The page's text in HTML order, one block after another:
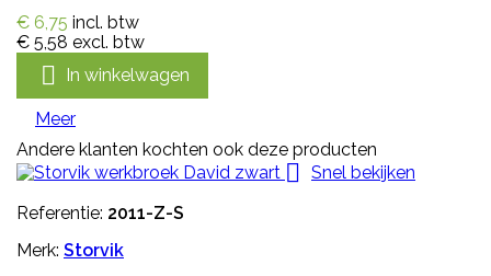
€ 6,75 incl. btw
€ 5,58 excl. btw
 In winkelwagen
Meer
Andere klanten kochten ook deze producten

Snel bekijken
Referentie: 2011-Z-S
Merk: Storvik